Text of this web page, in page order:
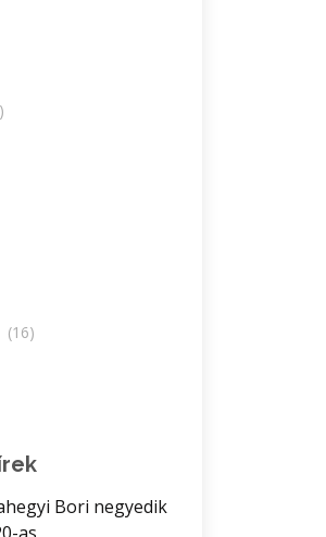
(16)
Bori negyedik